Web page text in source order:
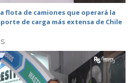
flota de camiones que operará la
de carga más extensa de Chile